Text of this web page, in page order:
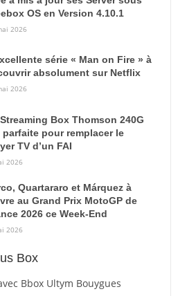
OS en Version 4.10.1
2026
série « Man on Fire » à
absolument sur Netflix
2026
Box Thomson 240G
parfaite pour remplacer le
TV d’un FAI
2026
Quartararo et Márquez à
au Grand Prix MotoGP de
2026 ce Week-End
2026
Box
Bbox Ultym Bouygues